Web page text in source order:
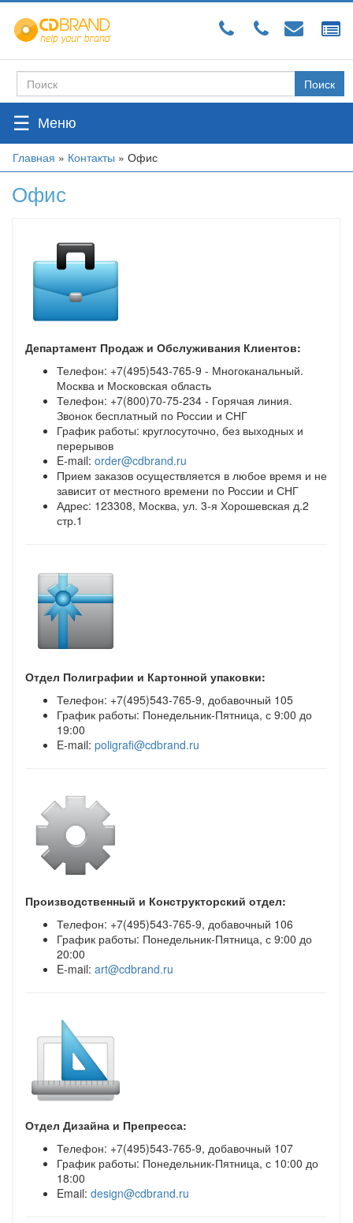
Перейти
основному
Форма
поиска
Поиск
☰
Вы
Главная » Контакты » Офис
Офис
Департамент Продаж и Обслуживания Клиентов:
Телефон: +7(495)543-765-9 - Многоканальный.
Москва и Московская область
Телефон: +7(800)70-75-234 - Горячая линия.
Звонок бесплатный по России и СНГ
График работы: круглосуточно, без выходных и
перерывов
E-mail: order@cdbrand.ru
Прием заказов осуществляется в любое время и не
зависит от местного времени по России и СНГ
Адрес: 123308, Москва, ул. 3-я Хорошевская д.2
стр.1
Отдел Полиграфии и Картонной упаковки:
Телефон: +7(495)543-765-9, добавочный 105
График работы: Понедельник-Пятница, с 9:00 до
19:00
E-mail: poligrafi@cdbrand.ru
Производственный и Конструкторский отдел:
Телефон: +7(495)543-765-9, добавочный 106
График работы: Понедельник-Пятница, с 9:00 до
20:00
E-mail: art@cdbrand.ru
Отдел Дизайна и Препресса:
Телефон: +7(495)543-765-9, добавочный 107
График работы: Понедельник-Пятница, с 10:00 до
18:00
Email: design@cdbrand.ru